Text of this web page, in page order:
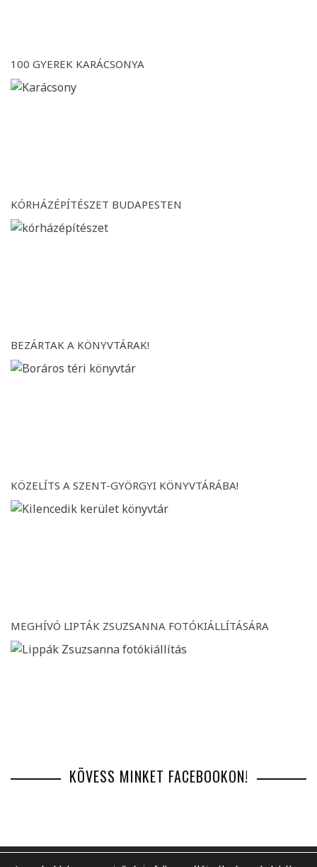
100 GYEREK KARÁCSONYA
KÓRHÁZÉPÍTÉSZET BUDAPESTEN
BEZÁRTAK A KÖNYVTÁRAK!
KÖZELÍTS A SZENT-GYÖRGYI KÖNYVTÁRÁBA!
MEGHÍVÓ LIPTÁK ZSUZSANNA FOTÓKIÁLLÍTÁSÁRA
KÖVESS MINKET FACEBOOKON!